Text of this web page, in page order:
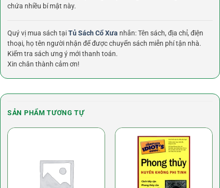
chứa nhiều bí mật này.
Quý vị mua sách tạiTủ Sách Cổ Xưa nhắn: Tên sách, địa chỉ, điện
thoại, họ tên người nhận để được chuyển sách miễn phí tận nhà.
Kiểm tra sách ưng ý mới thanh toán.
Xin chân thành cảm ơn!
SẢN PHẨM TƯƠNG TỰ